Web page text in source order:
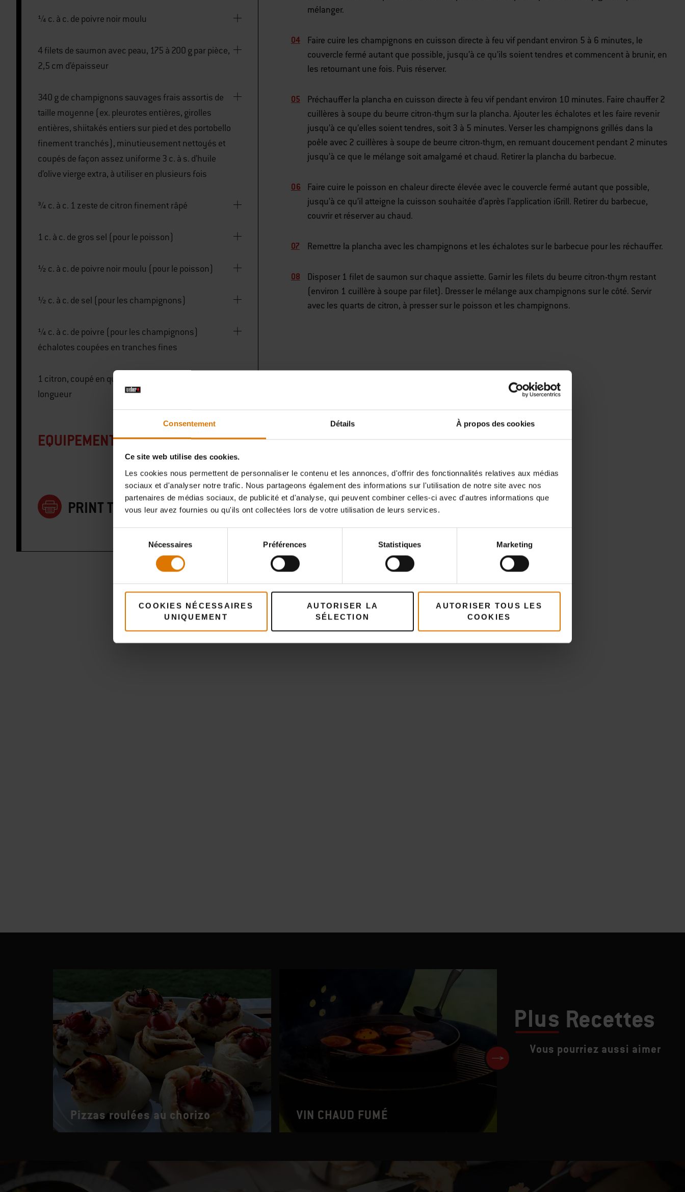
Consentement Détails À propos des cookies
Ce site web utilise des cookies.
Les cookies nous permettent de personnaliser le contenu et les annonces, d'offrir des fonctionnalités relatives aux médias
sociaux et d'analyser notre trafic. Nous partageons également des informations sur l'utilisation de notre site avec nos
partenaires de médias sociaux, de publicité et d'analyse, qui peuvent combiner celles-ci avec d'autres informations que
vous leur avez fournies ou qu'ils ont collectées lors de votre utilisation de leurs services.
consentement
Nécessaires Préférences Statistiques Marketing
COOKIES NÉCESSAIRES
UNIQUEMENT
AUTORISER LA
SÉLECTION
AUTORISER TOUS LES
COOKIES
¼ c. à c. de poivre noir moulu
4 filets de saumon avec peau, 175 à 200 g par pièce,
2,5 cm d’épaisseur
340 g de champignons sauvages frais assortis de
taille moyenne (ex. pleurotes entières, girolles
entières, shiitakés entiers sur pied et des portobello
finement tranchés), minutieusement nettoyés et
coupés de façon assez uniforme 3 c. à s. d’huile
d’olive vierge extra, à utiliser en plusieurs fois
¾ c. à c. 1 zeste de citron finement râpé
1 c. à c. de gros sel (pour le poisson)
½ c. à c. de poivre noir moulu (pour le poisson)
½ c. à c. de sel (pour les champignons)
¼ c. à c. de poivre (pour les champignons)
échalotes coupées en tranches fines
1 citron, coupé en quatre dans le sens de la
longueur
EQUIPEMENT SPÉCIAL
PRINT THIS LIST
mélanger.
Faire cuire les champignons en cuisson directe à feu vif pendant environ 5 à 6 minutes, le
couvercle fermé autant que possible, jusqu’à ce qu’ils soient tendres et commencent à brunir, en
les retournant une fois. Puis réserver.
Préchauffer la plancha en cuisson directe à feu vif pendant environ 10 minutes. Faire chauffer 2
cuillères à soupe du beurre citron-thym sur la plancha. Ajouter les échalotes et les faire revenir
jusqu’à ce qu’elles soient tendres, soit 3 à 5 minutes. Verser les champignons grillés dans la
poêle avec 2 cuillères à soupe de beurre citron-thym, en remuant doucement pendant 2 minutes
jusqu’à ce que le mélange soit amalgamé et chaud. Retirer la plancha du barbecue.
Faire cuire le poisson en chaleur directe élevée avec le couvercle fermé autant que possible,
jusqu’à ce qu’il atteigne la cuisson souhaitée d’après l’application iGrill. Retirer du barbecue,
couvrir et réserver au chaud.
Remettre la plancha avec les champignons et les échalotes sur le barbecue pour les réchauffer.
Disposer 1 filet de saumon sur chaque assiette. Garnir les filets du beurre citron-thym restant
(environ 1 cuillère à soupe par filet). Dresser le mélange aux champignons sur le côté. Servir
avec les quarts de citron, à presser sur le poisson et les champignons.
Préparons-nous
Accessoires recommandés
Plus Recettes
Vous pourriez aussi aimer
Pizzas roulées au chorizo VIN CHAUD FUMÉ